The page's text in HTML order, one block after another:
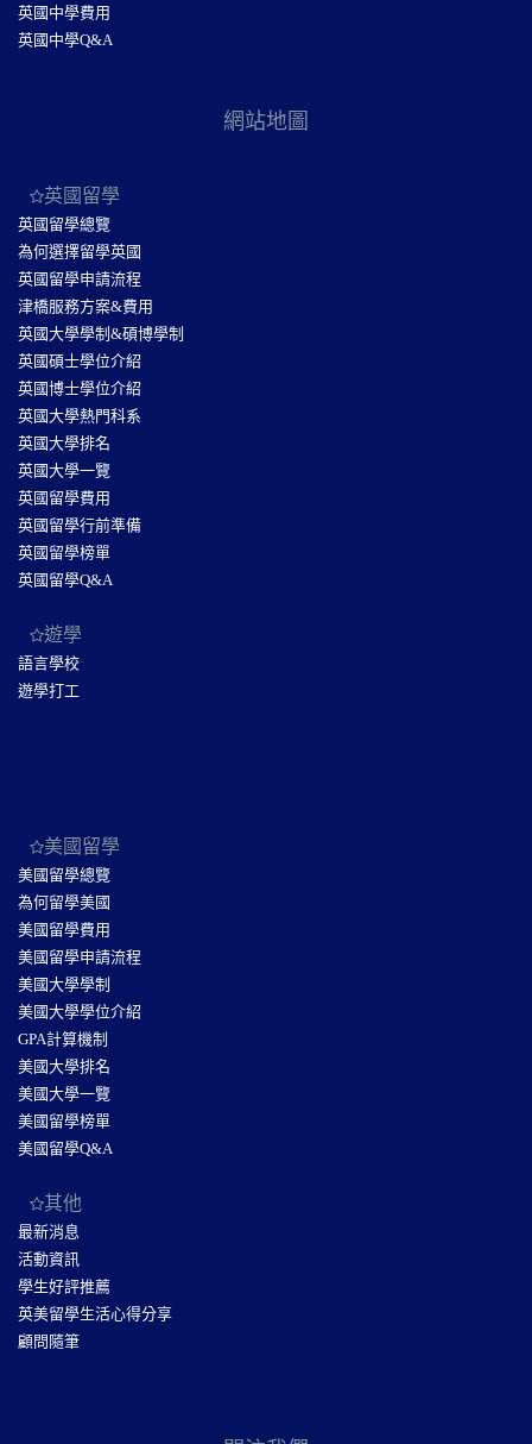
英國中學費用
英國中學Q&A
網站地圖
英國留學
英國留學總覽
為何選擇留學英國
英國留學申請流程
津橋服務方案&費用
英國大學學制&碩博學制
英國碩士學位介紹
英國博士學位介紹
英國大學熱門科系
英國大學排名
英國大學一覽
英國留學費用
英國留學行前準備
英國留學榜單
英國留學Q&A
遊學
語言學校
遊學打工
美國留學
美國留學總覽
為何留學美國
美國留學費用
美國留學申請流程
美國大學學制
美國大學學位介紹
GPA計算機制
美國大學排名
美國大學一覽
美國留學榜單
美國留學Q&A
其他
最新消息
活動資訊
學生好評推薦
英美留學生活心得分享
顧問隨筆